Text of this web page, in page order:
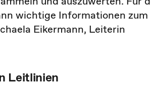
wichtige Informationen zum
Eikermann, Leiterin
Leitlinien